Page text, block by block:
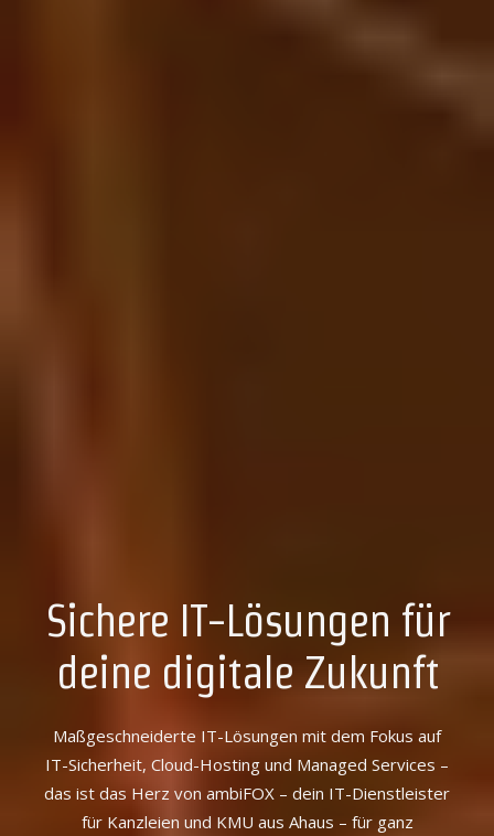
Sichere IT-Lösungen für
deine digitale Zukunft
Maßgeschneiderte IT-Lösungen mit dem Fokus auf
IT-Sicherheit, Cloud-Hosting und Managed Services –
das ist das Herz von ambiFOX – dein IT-Dienstleister
für Kanzleien und KMU aus Ahaus – für ganz